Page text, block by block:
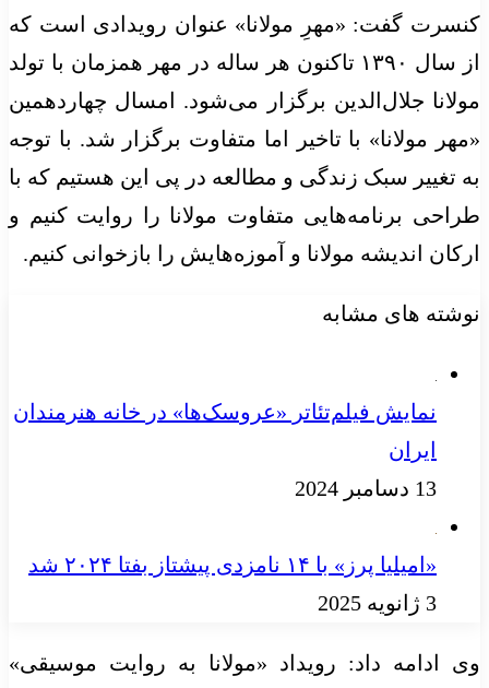
کنسرت گفت: «مهرِ مولانا» عنوان رویدادی‌ است که
از سال ۱۳۹۰ تاکنون هر ساله در مهر همزمان با تولد
مولانا جلال‌الدین برگزار می‌شود. امسال چهاردهمین
«مهر مولانا» با تاخیر اما متفاوت برگزار شد. با توجه
به تغییر سبک زندگی و مطالعه‌ در پی این هستیم که با
طراحی برنامه‌هایی متفاوت مولانا را روایت کنیم و
ارکان اندیشه‌ مولانا و آموزه‌هایش را بازخوانی کنیم.
نوشته های مشابه
نمایش فیلم‌تئاتر «عروسک‌ها» در خانه هنرمندان
ایران
13 دسامبر 2024
«امیلیا پرز» با ۱۴ نامزدی پیشتاز بفتا ۲۰۲۴ شد
3 ژانویه 2025
وی ادامه داد: رویداد «مولانا به روایت موسیقی»